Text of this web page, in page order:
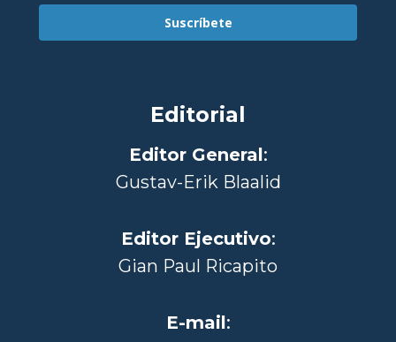
Suscríbete
Editorial
Editor General:
Gustav-Erik Blaalid
Editor Ejecutivo:
Gian Paul Ricapito
E-mail: